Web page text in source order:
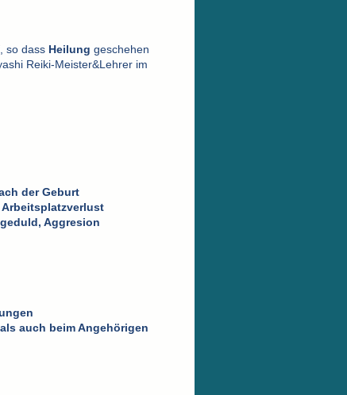
so dass Heilung geschehen
Reiki-Meister&Lehrer im
der Geburt
Aggresion
auch beim Angehörigen